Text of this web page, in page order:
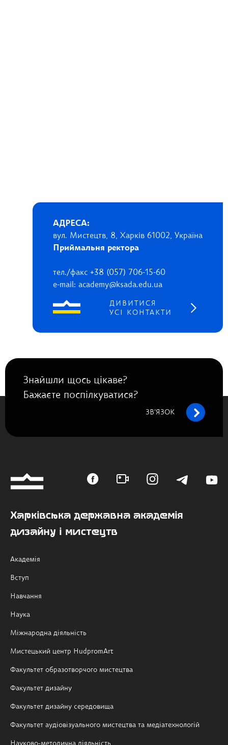
АДРЕСА:
вул. Мистецтв, 8, Харків 61002, Україна
Приймальня ректора
тел./факс +38 (057) 706-15-60
e-mail: academy@ksada.edu.ua
ДИВИТИСЯ
УСІ КОНТАКТИ
Знайшли щось цікаве?
Бажаєте поспілкуватися?
ЗВ’ЯЗОК
Харківська державна академія
дизайну і мистецтв
Академія
Вступ
Навчання
Наука
Міжнародна діяльність
Мистецький центр HudpromArt
Факультет образотворчого мистецтва
Факультет дизайну
Факультет дизайну середовища
Факультет аудіовізуального мистецтва та медіатехнологій
Науково-методична діяльність